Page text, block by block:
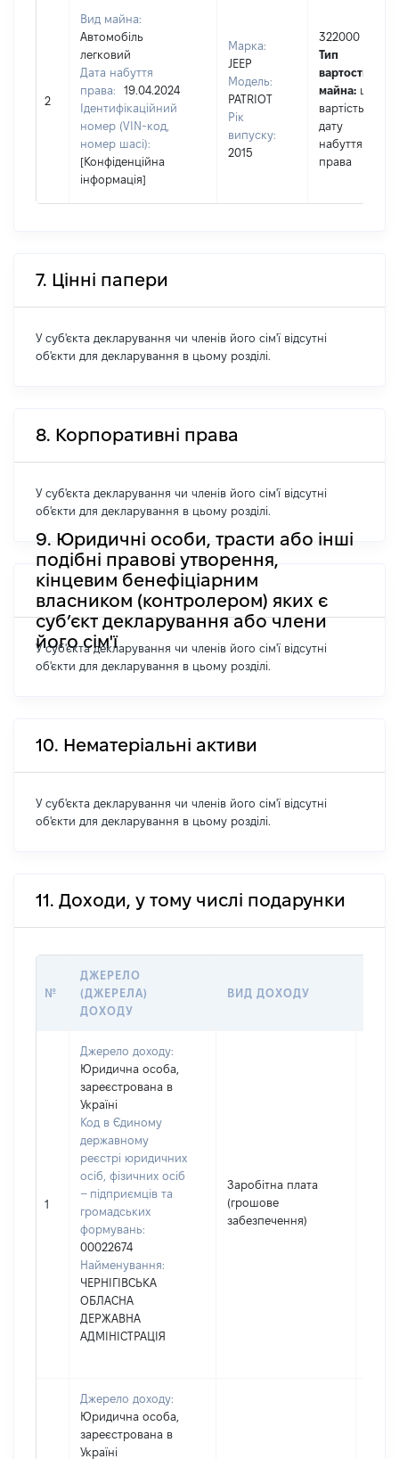
2
Вид майна:
Автомобіль
легковий
Дата набуття
права:
19.04.2024
Ідентифікаційний
номер (VIN-код,
номер шасі):
[Конфіденційна
інформація]
Марка:
JEEP
Модель:
PATRIOT
Рік
випуску:
2015
322000
Тип
вартості
майна: це
вартість на
дату
набуття
права
7. Цінні папери
У суб'єкта декларування чи членів його сім'ї відсутні
об'єкти для декларування в цьому розділі.
8. Корпоративні права
У суб'єкта декларування чи членів його сім'ї відсутні
об'єкти для декларування в цьому розділі.
9. Юридичні особи, трасти або інші
подібні правові утворення,
кінцевим бенефіціарним
власником (контролером) яких є
суб’єкт декларування або члени
його сім'ї
У суб'єкта декларування чи членів його сім'ї відсутні
об'єкти для декларування в цьому розділі.
10. Нематеріальні активи
У суб'єкта декларування чи членів його сім'ї відсутні
об'єкти для декларування в цьому розділі.
11. Доходи, у тому числі подарунки
№
ДЖЕРЕЛО
(ДЖЕРЕЛА)
ДОХОДУ
ВИД ДОХОДУ
1
Джерело доходу:
Юридична особа,
зареєстрована в
Україні
Код в Єдиному
державному
реєстрі юридичних
осіб, фізичних осіб
– підприємців та
громадських
формувань:
00022674
Найменування:
ЧЕРНІГІВСЬКА
ОБЛАСНА
ДЕРЖАВНА
АДМІНІСТРАЦІЯ
Заробітна плата
(грошове
забезпечення)
Джерело доходу:
Юридична особа,
зареєстрована в
Україні